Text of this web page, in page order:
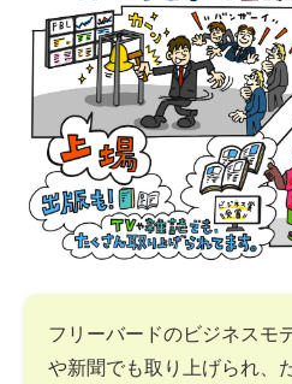
フリーバードのビジネスモ
や新聞でも取り上げられ、